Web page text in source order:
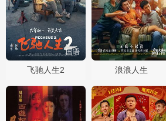
国语
飞驰人生2
高清
浪浪人生